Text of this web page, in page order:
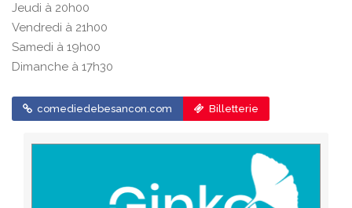
Jeudi à 20h00
Vendredi à 21h00
Samedi à 19h00
Dimanche à 17h30
comediedebesancon.com Billetterie